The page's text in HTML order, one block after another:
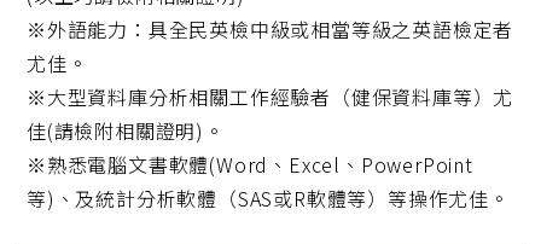
※外語能力：具全民英檢中級或相當等級之英語檢定者
尤佳。
※大型資料庫分析相關工作經驗者（健保資料庫等）尤
佳(請檢附相關證明)。
※熟悉電腦文書軟體(Word、Excel、PowerPoint
等)、及統計分析軟體（SAS或R軟體等）等操作尤佳。